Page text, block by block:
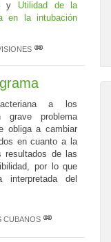
y Utilidad de la
en la intubación
a los
problema
obliga a cambiar
en cuanto a la
resultados de las
por lo que
del
CUBANOS